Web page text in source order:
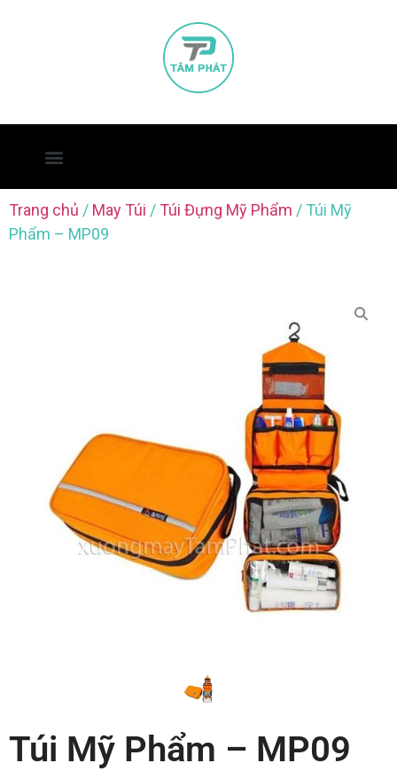
Trang chủ / May Túi / Túi Đựng Mỹ Phẩm / Túi Mỹ
Phẩm – MP09
Túi Mỹ Phẩm – MP09